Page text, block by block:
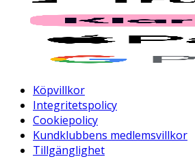
Köpvillkor
Integritetspolicy
Cookiepolicy
Kundklubbens medlemsvillkor
Tillgänglighet